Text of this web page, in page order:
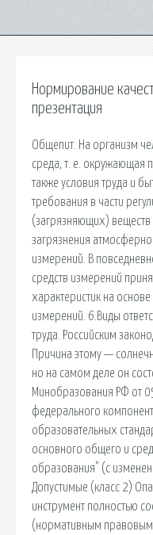
Нормирование
презентация
Общепит. На организм
среда, т. е. окружающая
также условия труда и
требования в части
(загрязняющих)
загрязнения
измерений. В
средств измерений
характеристик на
измерений. 6.Виды
труда. Российским
Причина этому —
но на самом деле он
Минобразования РФ от
федерального
образовательных
основного общего и
образования" (с
Допустимые (класс 2)
инструмент полностью
(нормативным правовым